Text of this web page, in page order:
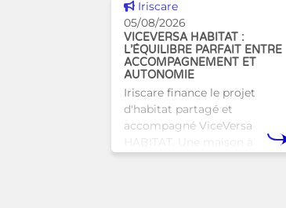
Voir cette news
Iriscare
05/08/2026
VICEVERSA HABITAT :
L’ÉQUILIBRE PARFAIT ENTRE
ACCOMPAGNEMENT ET
AUTONOMIE
Iriscare finance le projet
d'habitat partagé et
accompagné ViceVersa
HABITAT. Une maison à